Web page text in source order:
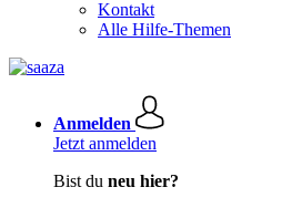
Kontakt
Alle Hilfe-Themen
Anmelden
Jetzt anmelden
Bist du neu hier?